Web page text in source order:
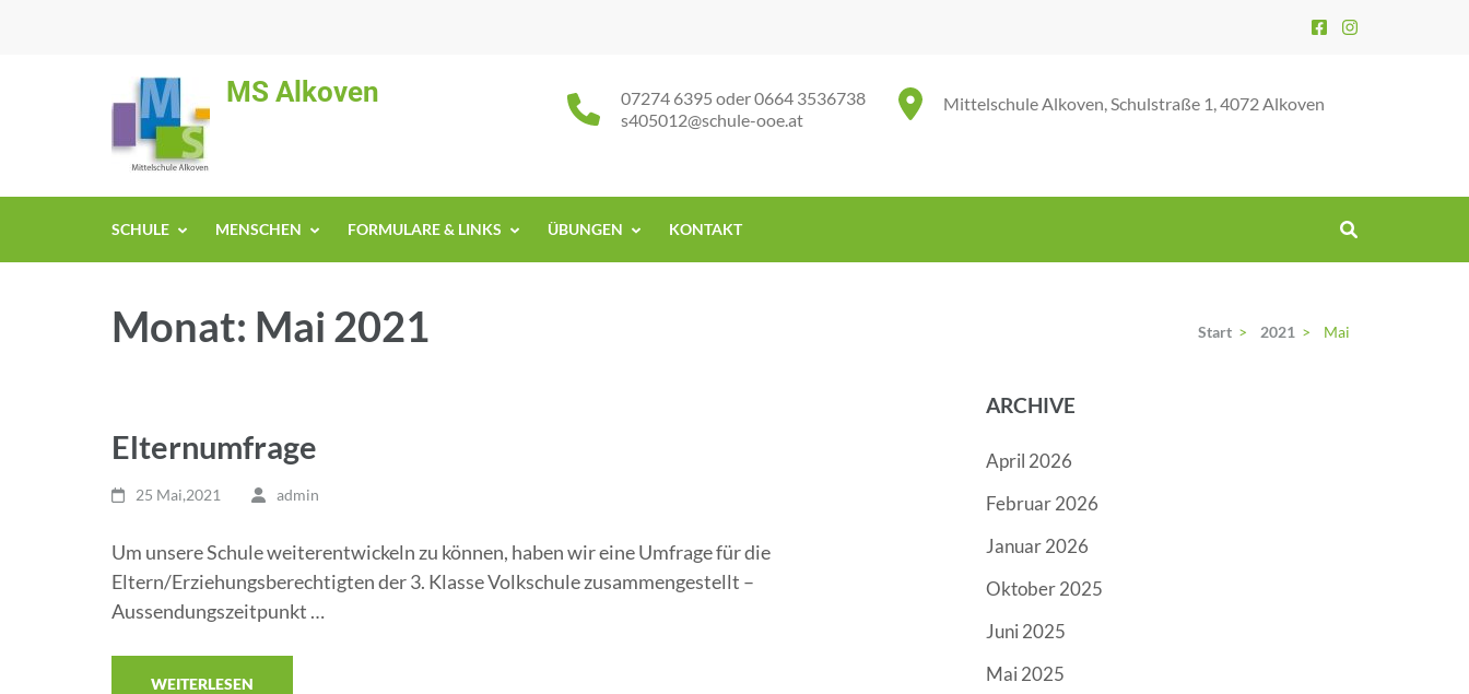
MS Alkoven Mittelschule Alkoven, Schulstraße 1, 4072 Alkoven
07274 6395 oder 0664 3536738
s405012@schule-ooe.at
SCHULE MENSCHEN FORMULARE & LINKS ÜBUNGEN KONTAKT
Monat: Mai 2021 Start > 2021 > Mai
Elternumfrage
25 Mai,2021 admin
Um unsere Schule weiterentwickeln zu können, haben wir eine Umfrage für die
Eltern/Erziehungsberechtigten der 3. Klasse Volkschule zusammengestellt –
Aussendungszeitpunkt …
WEITERLESEN
ARCHIVE
April 2026
Februar 2026
Januar 2026
Oktober 2025
Juni 2025
Mai 2025